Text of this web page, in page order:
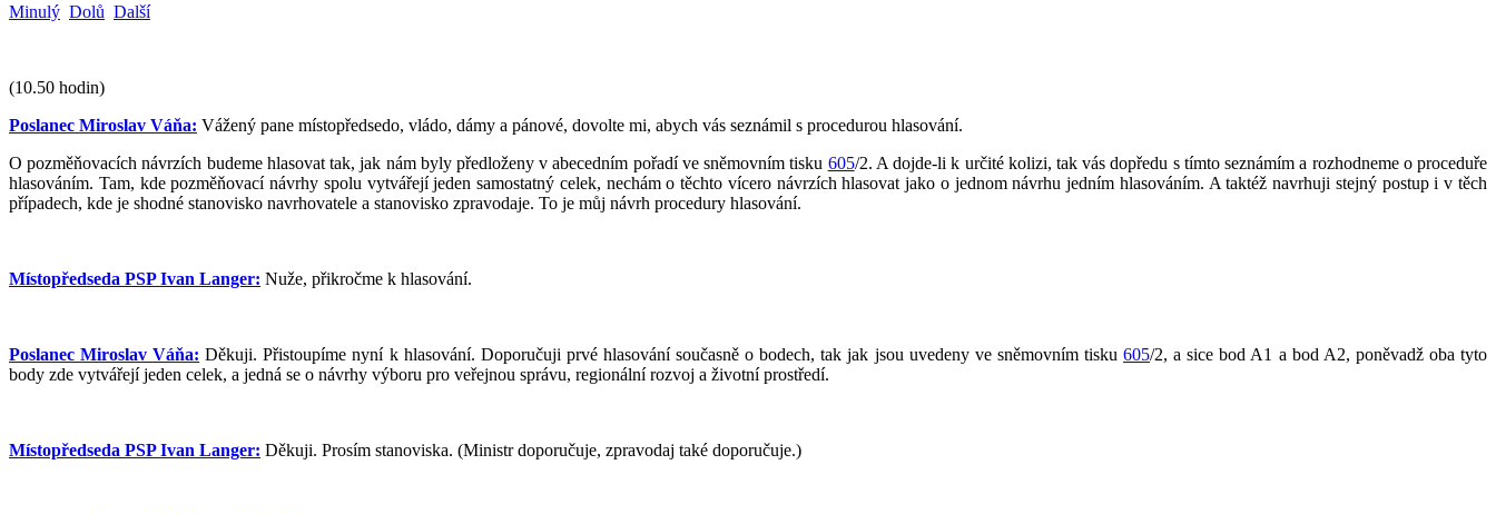
Minulý Dolů Další
(10.50 hodin)
Poslanec Miroslav Váňa: Vážený pane místopředsedo, vládo, dámy a pánové, dovolte mi, abych vás seznámil s procedurou hlasování.
O pozměňovacích návrzích budeme hlasovat tak, jak nám byly předloženy v abecedním pořadí ve sněmovním tisku 605/2. A dojde-li k určité kolizi, tak vás dopředu s tímto seznámím a rozhodneme o proceduře
hlasováním. Tam, kde pozměňovací návrhy spolu vytvářejí jeden samostatný celek, nechám o těchto vícero návrzích hlasovat jako o jednom návrhu jedním hlasováním. A taktéž navrhuji stejný postup i v těch
případech, kde je shodné stanovisko navrhovatele a stanovisko zpravodaje. To je můj návrh procedury hlasování.
Místopředseda PSP Ivan Langer: Nuže, přikročme k hlasování.
Poslanec Miroslav Váňa: Děkuji. Přistoupíme nyní k hlasování. Doporučuji prvé hlasování současně o bodech, tak jak jsou uvedeny ve sněmovním tisku605/2, a sice bod A1 a bod A2, poněvadž oba tyto
body zde vytvářejí jeden celek, a jedná se o návrhy výboru pro veřejnou správu, regionální rozvoj a životní prostředí.
Místopředseda PSP Ivan Langer: Děkuji. Prosím stanoviska. (Ministr doporučuje, zpravodaj také doporučuje.)